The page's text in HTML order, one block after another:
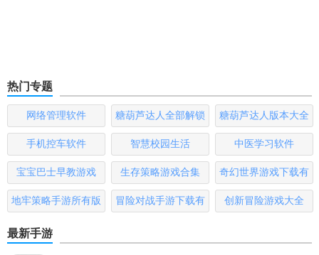
热门专题
网络管理软件
糖葫芦达人全部解锁
版
糖葫芦达人版本大全
手机控车软件 智慧校园生活 中医学习软件
宝宝巴士早教游戏 生存策略游戏合集
奇幻世界游戏下载有
哪些
地牢策略手游所有版
冒险对战手游下载有
创新冒险游戏大全
最新手游